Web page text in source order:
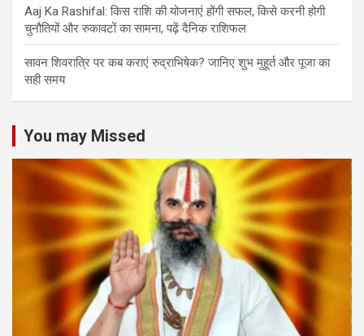
Aaj Ka Rashifal: किस राशि की योजनाएं होंगी सफल, किसे करनी होगी
चुनौतियों और रुकावटों का सामना, पढ़ें दैनिक राशिफल
सावन शिवरात्रि पर कब कराएं रुद्राभिषेक? जानिए शुभ मुहूर्त और पूजा का
सही समय
You may Missed